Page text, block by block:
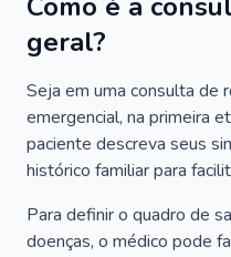
geral?
Seja em uma consulta de
emergencial, na primeira
paciente descreva seus
histórico familiar para
Para definir o quadro de
doenças, o médico pode